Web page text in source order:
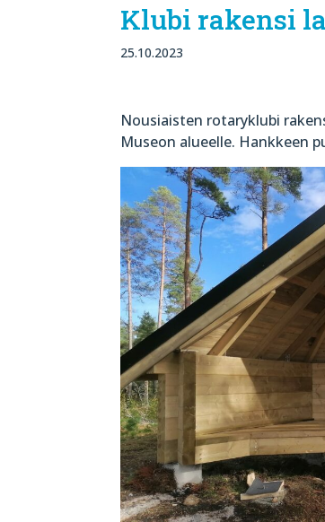
Klubi rakensi
25.10.2023
Nousiaisten rotaryklubi
Museon alueelle. Hankkeen